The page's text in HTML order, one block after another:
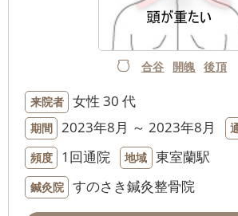
合谷 開魄 後頂
来院者 女性 30 代
期間 2023年8月 ～ 2023年8月
頻度 1回通院 地域 東室蘭駅
鍼灸院 すのさき鍼灸整骨院